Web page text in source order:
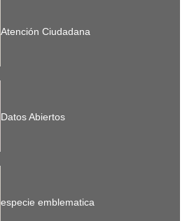
Atención Ciudadana
Datos Abiertos
especie emblematica